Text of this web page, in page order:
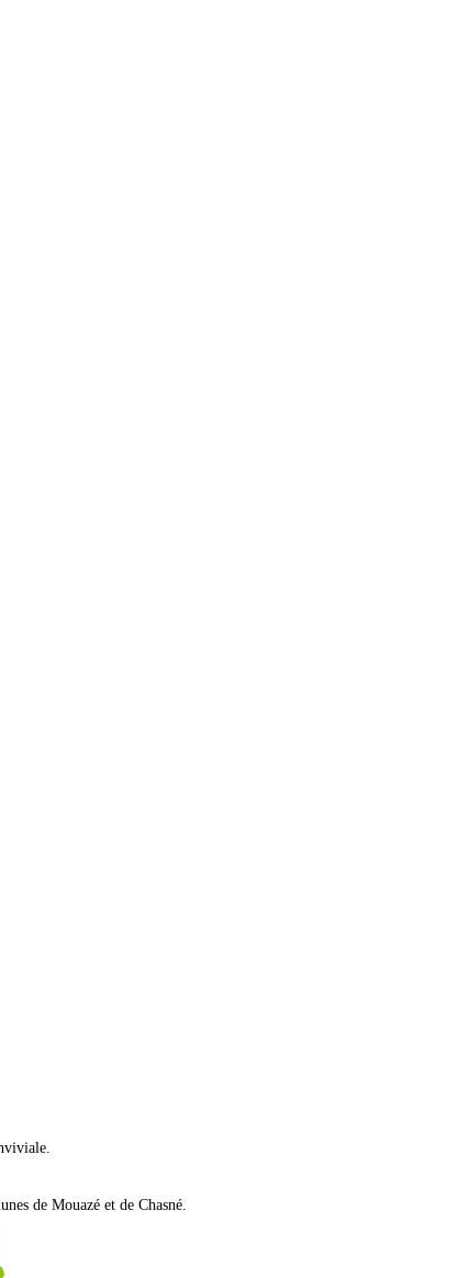
de Mouazé et de Chasné.